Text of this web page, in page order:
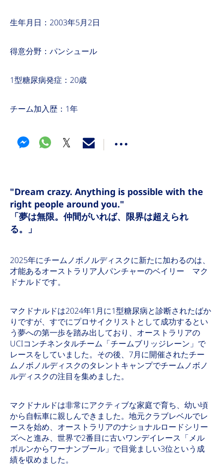
生年月日：2003年5月2日
得意分野：パンシュール
1型糖尿病発症：20歳
チーム加入歴：1年
"Dream crazy. Anything is possible with the
right people around you."
「夢は無限。仲間がいれば、限界は超えられ
る。」
2025年にチームノボノルディスクに新たに加わるのは、
才能あるオーストラリア人パンチャーのベイリー マク
ドナルドです。
マクドナルドは2024年1月に1型糖尿病と診断されたばか
りですが、すでにプロサイクリストとして成功するとい
う夢への第一歩を踏み出しており、オーストラリアの
UCIコンチネンタルチーム「チームブリッジレーン」で
レースをしていました。その後、7月に開催されたチー
ムノボノルディスクのタレントキャンプでチームノボノ
ルディスクの注目を集めました。
マクドナルドは非常にアクティブな家庭で育ち、幼い頃
から自転車に親しんできました。地元クラブレベルでレ
ースを始め、オーストラリアのナショナルロードシリー
ズへと進み、世界で2番目に古いワンデイレース「メル
ボルンからワーナンブール」で目覚ましい3位という成
績を収めました。